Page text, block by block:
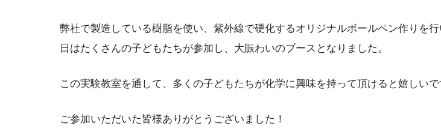
弊社で製造している樹脂を使い、紫外線で硬化するオリジナルボールペン作りを
日はたくさんの子どもたちが参加し、大賑わいのブースとなりました。
この実験教室を通して、多くの子どもたちが化学に興味を持って頂けると嬉しいで
ご参加いただいた皆様ありがとうございました！